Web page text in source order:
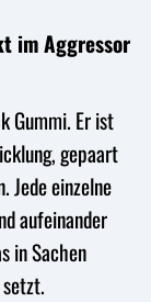
im Aggressor
Gummi. Er ist
gepaart
Jede einzelne
aufeinander
in Sachen